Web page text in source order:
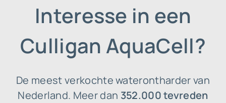
Interesse in een
Culligan AquaCell?
De meest verkochte waterontharder van
Nederland. Meer dan 352.000 tevreden